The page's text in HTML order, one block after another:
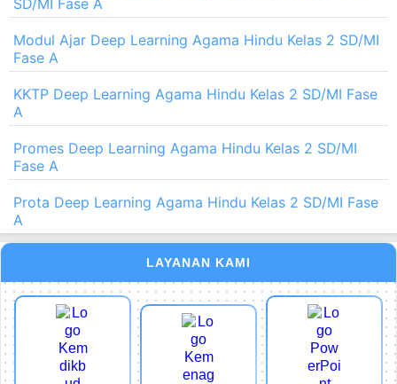
Perangkat Ajar Deep Learning Agama Hindu Kelas 2
SD/MI Fase A
Modul Ajar Deep Learning Agama Hindu Kelas 2 SD/MI
Fase A
KKTP Deep Learning Agama Hindu Kelas 2 SD/MI Fase
A
Promes Deep Learning Agama Hindu Kelas 2 SD/MI
Fase A
Prota Deep Learning Agama Hindu Kelas 2 SD/MI Fase
LAYANAN KAMI